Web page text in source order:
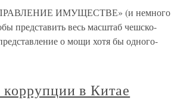
ИМУЩЕСТВЕ» (и немного
представить весь масштаб чешско-
о мощи хотя бы одного-
в Китае